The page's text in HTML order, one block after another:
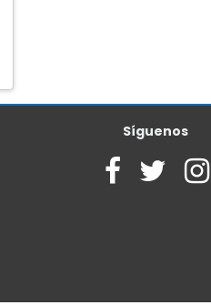
Síguenos